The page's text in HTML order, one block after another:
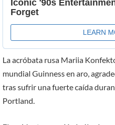
La acróbata rusa Mariia
mundial Guinness en aro,
tras sufrir una fuerte caída
Portland.